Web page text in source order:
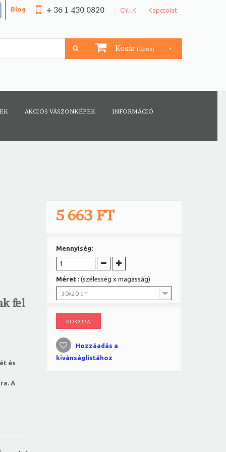
GY.I.K. Kapcsolat
+ 36 1 430 0820
Blog
Kosár (üres)
AKCIÓS VÁSZONKÉPEK INFORMÁCIÓ
fel
és
A
5 663 FT
Mennyiség:
Méret : (szélesség x magasság)
30x20 cm
KOSÁRBA
Hozzáadás a
kívánságlistához